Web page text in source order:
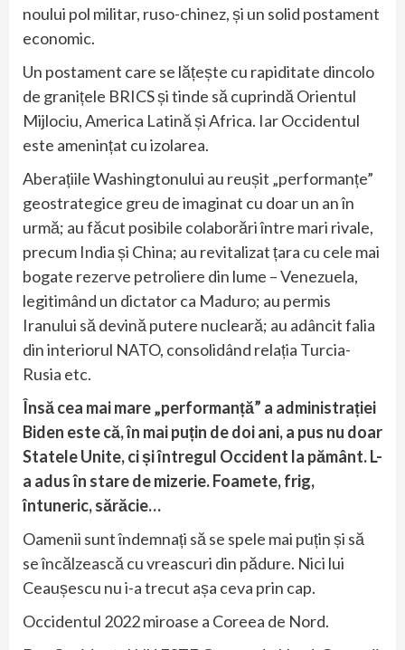
noului pol militar, ruso-chinez, și un solid postament
economic.
Un postament care se lățește cu rapiditate dincolo
de granițele BRICS și tinde să cuprindă Orientul
Mijlociu, America Latină și Africa. Iar Occidentul
este amenințat cu izolarea.
Aberațiile Washingtonului au reușit „performanțe”
geostrategice greu de imaginat cu doar un an în
urmă; au făcut posibile colaborări între mari rivale,
precum India și China; au revitalizat țara cu cele mai
bogate rezerve petroliere din lume – Venezuela,
legitimând un dictator ca Maduro; au permis
Iranului să devină putere nucleară; au adâncit falia
din interiorul NATO, consolidând relația Turcia-
Rusia etc.
Însă cea mai mare „performanță” a administrației
Biden este că, în mai puțin de doi ani, a pus nu doar
Statele Unite, ci și întregul Occident la pământ. L-
a adus în stare de mizerie. Foamete, frig,
întuneric, sărăcie…
Oamenii sunt îndemnați să se spele mai puțin și să
se încălzească cu vreascuri din pădure. Nici lui
Ceaușescu nu i-a trecut așa ceva prin cap.
Occidentul 2022 miroase a Coreea de Nord.